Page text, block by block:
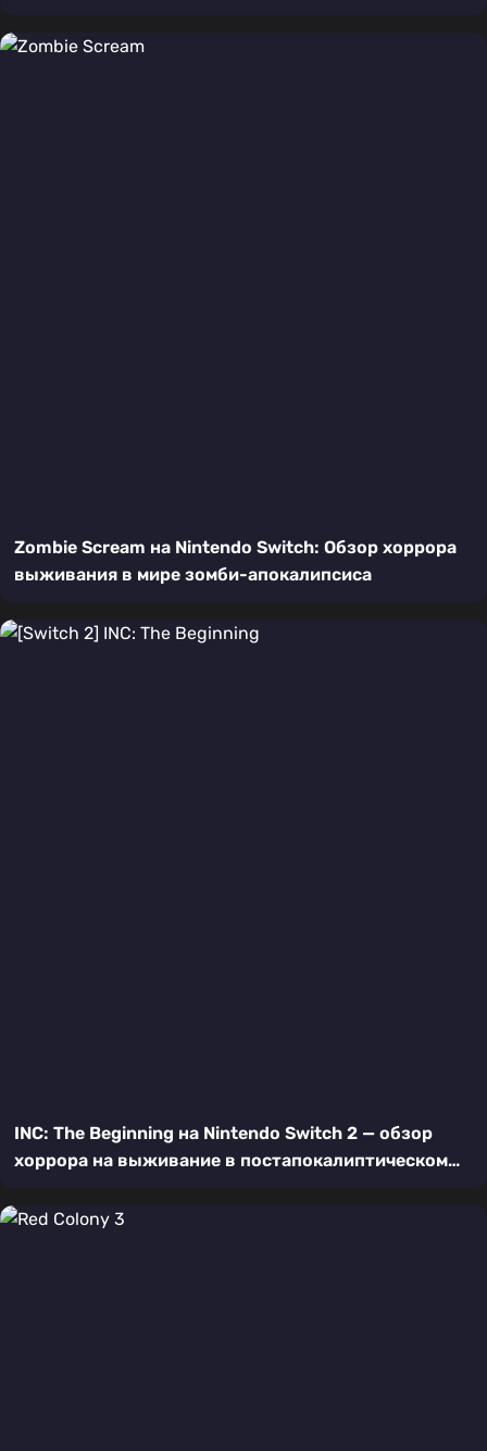
Zombie Scream на Nintendo Switch: Обзор хоррора
выживания в мире зомби-апокалипсиса
INC: The Beginning на Nintendo Switch 2 — обзор
хоррора на выживание в постапокалиптическом